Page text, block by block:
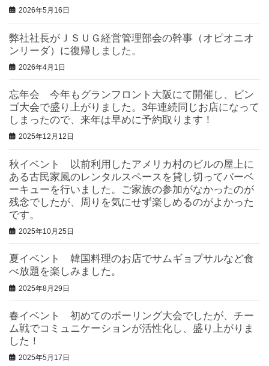
2026年5月16日
弊社社長がＪＳＵＧ経営管理部会の幹事（オピオニオ
ンリーダ）に復帰しました。
2026年4月1日
忘年会 今年もグランフロント大阪にて開催し、ビン
ゴ大会で盛り上がりました。3年連続同じお店になって
しまったので、来年は早めに予約取ります！
2025年12月12日
秋イベント 以前利用したアメリカ村のビルの屋上に
ある古民家風のレンタルスペースを貸し切ってバーベ
ーキューを行いました。ご家族の参加がなかったのが
残念でしたが、周りを気にせず楽しめるのがよかった
です。
2025年10月25日
夏イベント 韓国料理のお店でサムギョプサルなど食
べ放題を楽しみました。
2025年8月29日
春イベント 初めてのボーリング大会でしたが、チー
ム戦でコミュニケーションが活性化し、盛り上がりま
した！
2025年5月17日